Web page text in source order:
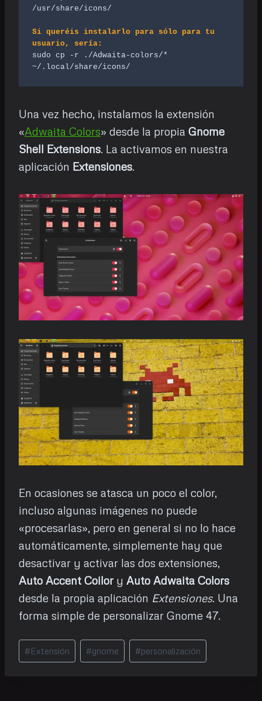
Si queréis instalarlo para sólo para tu
usuario, sería:
sudo cp -r ./Adwaita-colors/*
~/.local/share/icons/
Una vez hecho, instalamos la extensión
«Adwaita Colors» desde la propia Gnome
Shell Extensions. La activamos en nuestra
aplicación Extensiones.
En ocasiones se atasca un poco el color,
incluso algunas imágenes no puede
«procesarlas», pero en general si no lo hace
automáticamente, simplemente hay que
desactivar y activar las dos extensiones,
Auto Accent Coilor y Auto Adwaita Colors
desde la propia aplicación Extensiones. Una
forma simple de personalizar Gnome 47.
Etiquetas
de
#Extensión #gnome #personalización